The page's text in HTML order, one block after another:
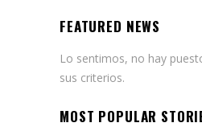
FEATURED NEWS
Lo sentimos, no hay
sus criterios.
MOST POPULAR